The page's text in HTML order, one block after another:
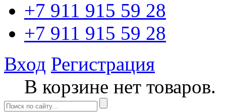
+7 911 915 59 28
+7 911 915 59 28
Вход Регистрация
В корзине нет товаров.